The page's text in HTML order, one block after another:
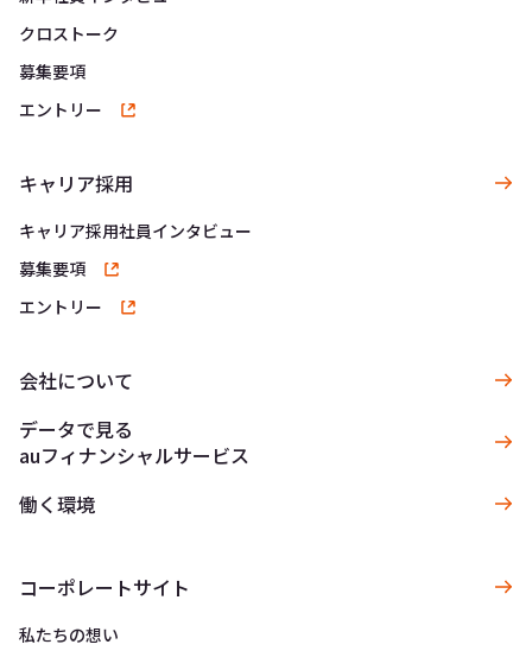
クロストーク
募集要項
エントリー
キャリア採用
キャリア採用社員インタビュー
募集要項
エントリー
会社について
データで見る
auフィナンシャルサービス
働く環境
コーポレートサイト
私たちの想い